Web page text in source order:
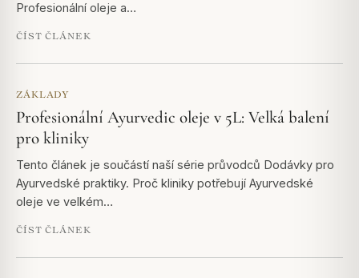
Profesionální oleje a…
ČÍST ČLÁNEK
ZÁKLADY
Profesionální Ayurvedic oleje v 5L: Velká balení
pro kliniky
Tento článek je součástí naší série průvodců Dodávky pro
Ayurvedské praktiky. Proč kliniky potřebují Ayurvedské
oleje ve velkém…
ČÍST ČLÁNEK